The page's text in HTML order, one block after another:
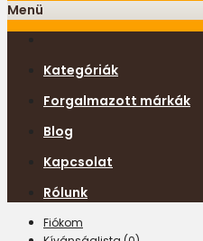
Menü
Kategóriák
Forgalmazott márkák
Blog
Kapcsolat
Rólunk
Fiókom